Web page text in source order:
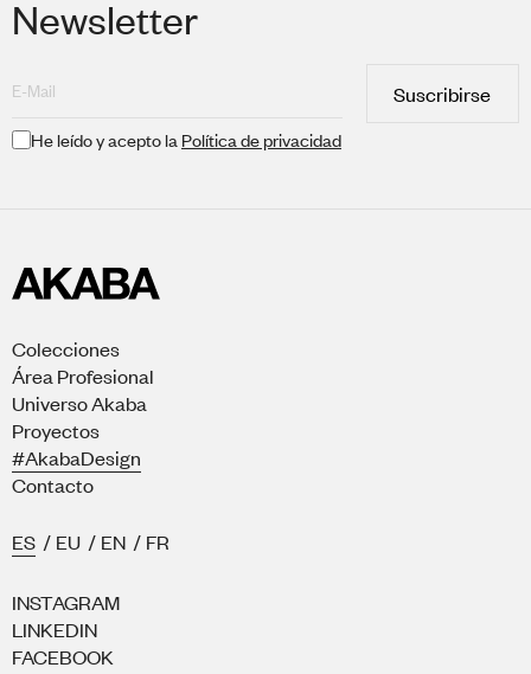
Newsletter
He leído y acepto la Política de privacidad
Suscribirse
INSTAGRAM
LINKEDIN
FACEBOOK
Colecciones
Área Profesional
Universo Akaba
Proyectos
#AkabaDesign
Contacto
ES / EU / EN / FR